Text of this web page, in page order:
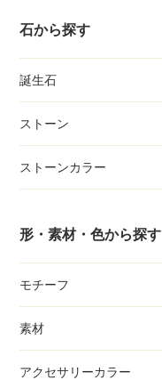
石から探す
誕生石
ストーン
ストーンカラー
形・素材・色から探す
モチーフ
素材
アクセサリーカラー